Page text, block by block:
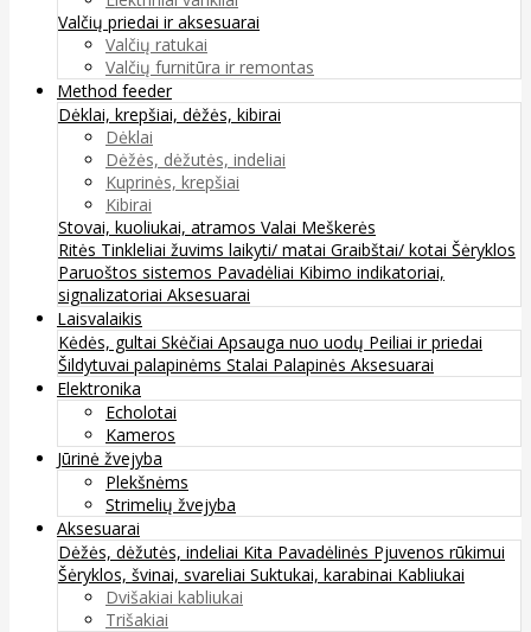
Valčių priedai ir aksesuarai
Valčių ratukai
Valčių furnitūra ir remontas
Method feeder
Dėklai, krepšiai, dėžės, kibirai
Dėklai
Dėžės, dėžutės, indeliai
Kuprinės, krepšiai
Kibirai
Stovai, kuoliukai, atramos Valai Meškerės
Ritės Tinkleliai žuvims laikyti/ matai Graibštai/ kotai Šėryklos
Paruoštos sistemos Pavadėliai Kibimo indikatoriai,
signalizatoriai Aksesuarai
Laisvalaikis
Kėdės, gultai Skėčiai Apsauga nuo uodų Peiliai ir priedai
Šildytuvai palapinėms Stalai Palapinės Aksesuarai
Elektronika
Echolotai
Kameros
Jūrinė žvejyba
Plekšnėms
Strimelių žvejyba
Aksesuarai
Dėžės, dėžutės, indeliai Kita Pavadėlinės Pjuvenos rūkimui
Šėryklos, švinai, svareliai Suktukai, karabinai Kabliukai
Dvišakiai kabliukai
Trišakiai